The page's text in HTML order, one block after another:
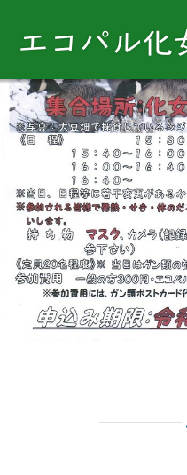
ン
ツ
へ
エコパル化